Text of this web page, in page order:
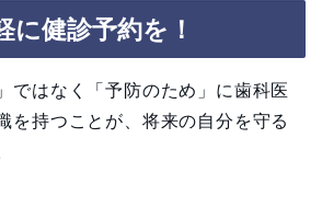
に健診予約を！
ではなく「予防のため」に歯科医
を持つことが、将来の自分を守る